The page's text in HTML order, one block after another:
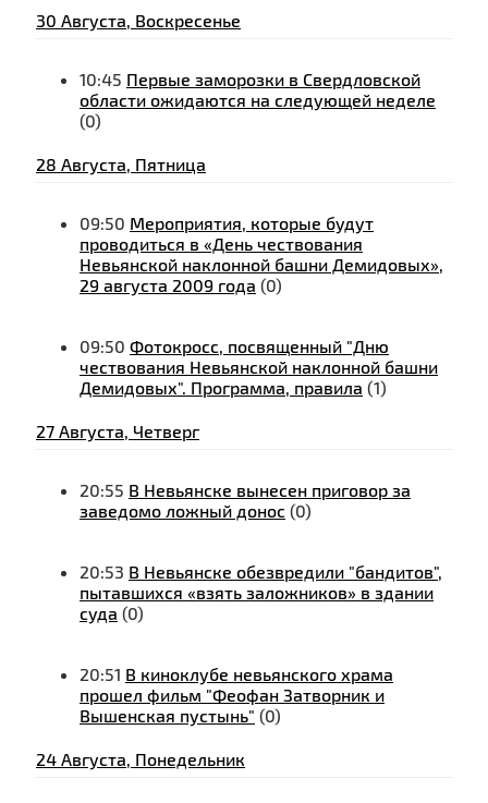
30 Августа, Воскресенье
10:45 Первые заморозки в Свердловской
области ожидаются на следующей неделе
(0)
28 Августа, Пятница
09:50 Мероприятия, которые будут
проводиться в «День чествования
Невьянской наклонной башни Демидовых»,
29 августа 2009 года (0)
09:50 Фотокросс, посвященный "Дню
чествования Невьянской наклонной башни
Демидовых". Программа, правила (1)
27 Августа, Четверг
20:55 В Невьянске вынесен приговор за
заведомо ложный донос (0)
20:53 В Невьянске обезвредили "бандитов",
пытавшихся «взять заложников» в здании
суда (0)
20:51 В киноклубе невьянского храма
прошел фильм "Феофан Затворник и
Вышенская пустынь" (0)
24 Августа, Понедельник